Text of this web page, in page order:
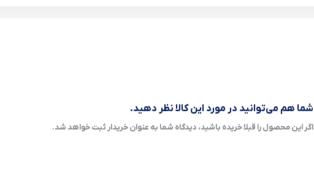
شما هم می‌توانید در مورد این کالا نظر دهید.
اگر این محصول را قبلا خریده باشید، دیدگاه شما به عنوان خریدار ثبت خواهد شد.